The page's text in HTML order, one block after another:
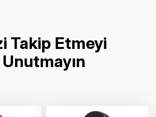
Takip Etmeyi
Unutmayın